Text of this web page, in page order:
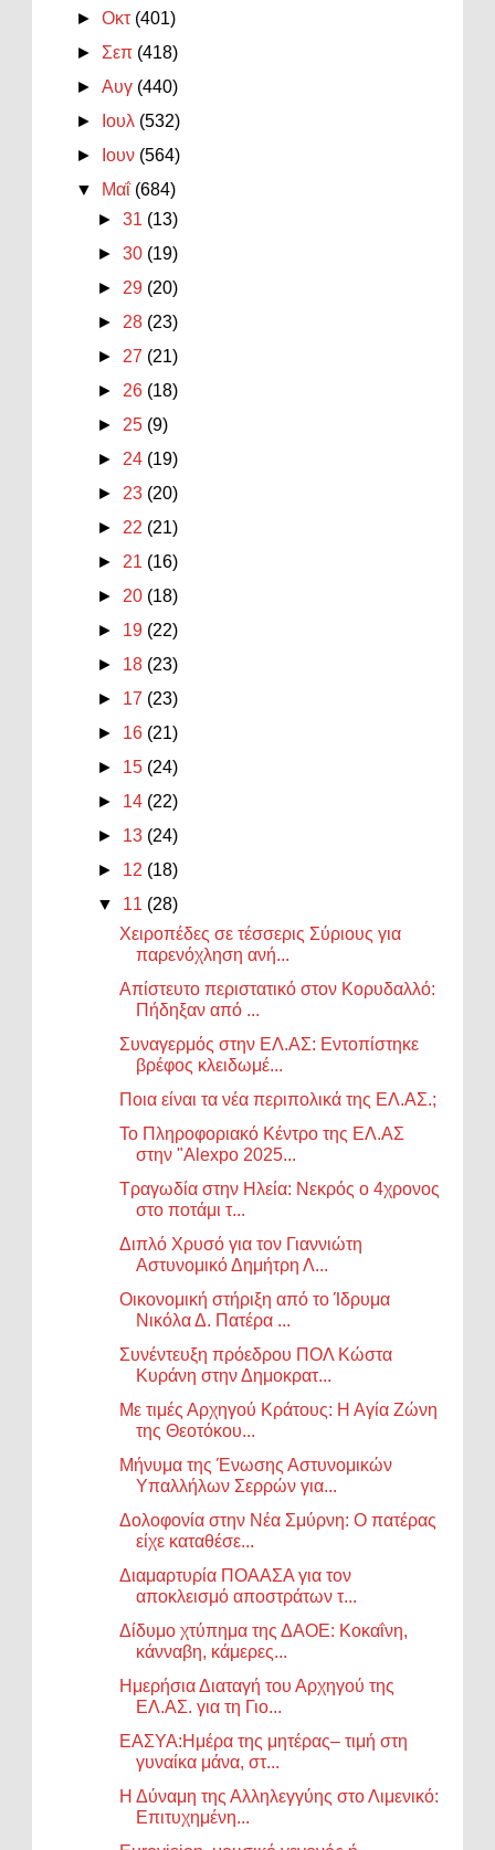
►Οκτ (401)
► Σεπ (418)
►Αυγ (440)
►
Ιουλ (532)
►
Ιουν (564)
▼
Μαΐ (684)
►31 (13)
►30 (19)
► 29 (20)
► 28 (23)
► 27 (21)
► 26 (18)
► 25 (9)
► 24 (19)
► 23 (20)
► 22 (21)
► 21 (16)
► 20 (18)
► 19 (22)
► 18 (23)
► 17 (23)
► 16 (21)
► 15 (24)
► 14 (22)
► 13 (24)
► 12 (18)
▼ 11 (28)
Χειροπέδες σε τέσσερις Σύριους για
παρενόχληση ανή...
Απίστευτο περιστατικό στον Κορυδαλλό:
Πήδηξαν από ...
Συναγερμός στην ΕΛ.ΑΣ: Εντοπίστηκε
βρέφος κλειδωμέ...
Ποια είναι τα νέα περιπολικά της ΕΛ.ΑΣ.;
Το Πληροφοριακό Κέντρο της ΕΛ.ΑΣ
στην "Alexpo 2025...
Τραγωδία στην Ηλεία: Νεκρός ο 4χρονος
στο ποτάμι τ...
Διπλό Χρυσό για τον Γιαννιώτη
Αστυνομικό Δημήτρη Λ...
Οικονομική στήριξη από το Ίδρυμα
Νικόλα Δ. Πατέρα ...
Συνέντευξη πρόεδρου ΠΟΛ Κώστα
Κυράνη στην Δημοκρατ...
Με τιμές Αρχηγού Κράτους: Η Αγία Ζώνη
της Θεοτόκου...
Μήνυμα της Ένωσης Αστυνομικών
Υπαλλήλων Σερρών για...
Δολοφονία στην Νέα Σμύρνη: Ο πατέρας
είχε καταθέσε...
Διαμαρτυρία ΠΟΑΑΣΑ για τον
αποκλεισμό αποστράτων τ...
Δίδυμο χτύπημα της ΔΑΟΕ: Κοκαΐνη,
κάνναβη, κάμερες...
Ημερήσια Διαταγή του Αρχηγού της
ΕΛ.ΑΣ. για τη Γιο...
ΕΑΣΥΑ:Ημέρα της μητέρας– τιμή στη
γυναίκα μάνα, στ...
Η Δύναμη της Αλληλεγγύης στο Λιμενικό:
Επιτυχημένη...